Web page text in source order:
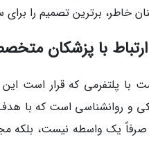
خاطر، برترین تصمیم را
با پزشکان
پلتفرمی که قرار است
و روانشناسی است که با
یک واسطه نیست، بلکه